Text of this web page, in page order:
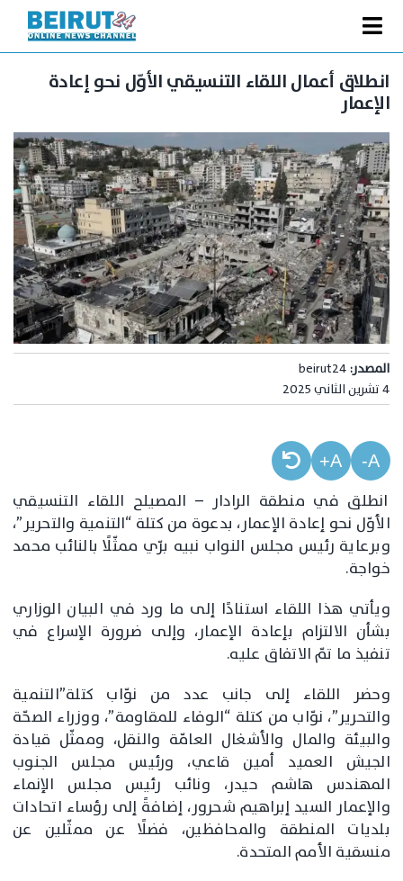
content
Toggle
Navigation
الصفحة الرئيسية
سياسة
اقتصاد
فنّ
رياضة
متفرقات
Podcast
من نحن
البحث
عن:
انطلاق أعمال اللقاء التنسيقي الأوّل نحو إعادة
الإعمار
المصدر:
4 تشرين الثاني 2025
A-
A+
انطلق في منطقة الرادار – المصيلح اللقاء التنسيقي
الأوّل نحو إعادة الإعمار، بدعوة من كتلة “التنمية والتحرير”،
وبرعاية رئيس مجلس النواب نبيه برّي ممثّلًا بالنائب محمد
خواجة.
ويأتي هذا اللقاء استنادًا إلى ما ورد في البيان الوزاري
بشأن الالتزام بإعادة الإعمار، وإلى ضرورة الإسراع في
تنفيذ ما تمّ الاتفاق عليه.
وحضر اللقاء إلى جانب عدد من نوّاب كتلة”التنمية
والتحرير”، نوّاب من كتلة “الوفاء للمقاومة”، ووزراء الصحّة
والبيئة والمال والأشغال العامّة والنقل، وممثّل قيادة
الجيش العميد أمين قاعي، ورئيس مجلس الجنوب
المهندس هاشم حيدر، ونائب رئيس مجلس الإنماء
والإعمار السيد إبراهيم شحرور، إضافةً إلى رؤساء اتحادات
بلديات المنطقة والمحافظين، فضلًا عن ممثّلين عن
منسقية الأمم المتحدة.